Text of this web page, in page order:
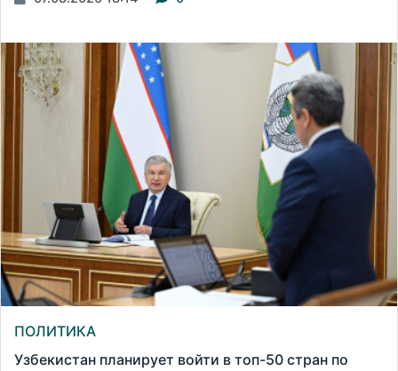
ПОЛИТИКА
Узбекистан планирует войти в топ-50 стран по